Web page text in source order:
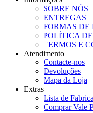
SOBRE NÓS
ENTREGAS
FORMAS DE
POLÍTICA
TERMOS E
Atendimento
Contacte-nos
Devoluções
Mapa da Loja
Extras
Lista de
Comprar Vale